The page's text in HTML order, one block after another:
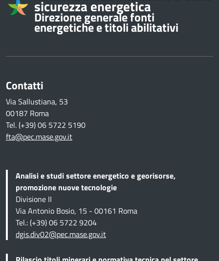
sicurezza energetica
Direzione generale fonti
energetiche e titoli abilitativi
Contatti
Via Sallustiana, 53
00187 Roma
Tel. (+39) 06 5722 5190
fta@pec.mase.gov.it
Analisi e studi settore energetico e georisorse,
promozione nuove tecnologie
Divisione II
Via Antonio Bosio, 15 - 00161 Roma
Tel.: (+39) 06 5722 9204
dgis.div02@pec.mase.gov.it